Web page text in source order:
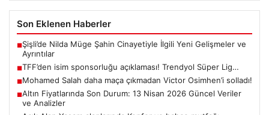
Son Eklenen Haberler
■Şişli’de Nilda Müge Şahin Cinayetiyle İlgili Yeni Gelişmeler ve
Ayrıntılar
■TFF’den isim sponsorluğu açıklaması! Trendyol Süper Lig…
■Mohamed Salah daha maça çıkmadan Victor Osimhen’i solladı!
■Altın Fiyatlarında Son Durum: 13 Nisan 2026 Güncel Veriler
ve Analizler